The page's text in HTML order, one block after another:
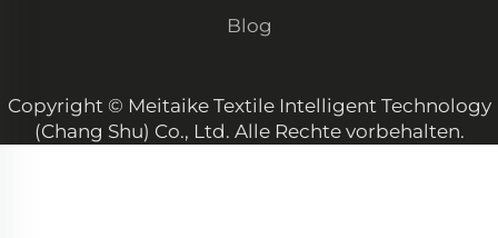
hoher Qualitätskonsistenz
Blog
Copyright © Meitaike Textile Intelligent Technology
(Chang Shu) Co., Ltd. Alle Rechte vorbehalten.